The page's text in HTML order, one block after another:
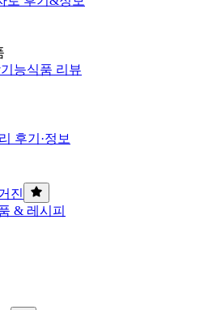
능식품 리뷰
후기·정보
진
& 레시피